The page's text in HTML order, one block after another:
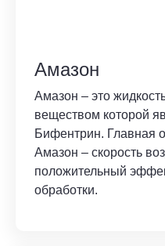
Амазон
Амазон – это
веществом которой
Бифентрин. Главная
Амазон – скорость
положительный
обработки.